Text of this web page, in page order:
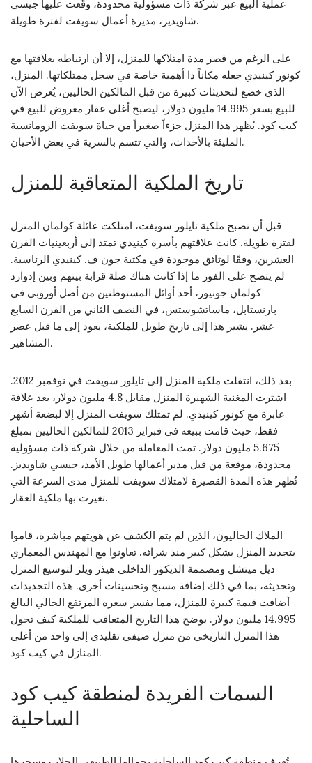
عملية البيع عبر شركة ذات مسؤولية محدودة، وقّعت عليها جيسي
شاويديز، مديرة أعمال سويفت لفترة طويلة.
على الرغم من قصر مدة امتلاكها للمنزل، إلا أن ارتباطه بعلاقتها مع
كونور كينيدي جعله مكاناً ذا أهمية خاصة في سجل ممتلكاتها. المنزل،
الذي خضع لتحديثات كبيرة من قبل المالكين الحاليين، يُعرض الآن
للبيع بسعر 14.995 مليون دولار، ليصبح أغلى عقار معروض للبيع في
كيب كود. يُظهر هذا المنزل جزءاً صغيراً من حياة سويفت الرومانسية
المليئة بالأحداث، والتي تتسم بالسرية في بعض الأحيان.
تاريخ الملكية المتعاقبة للمنزل
قبل أن تصبح ملكية تايلور سويفت، امتلكت عائلة كولمان المنزل
لفترة طويلة. كانت علاقتهم بأسرة كينيدي تمتد إلى أربعينيات القرن
العشرين، وفقًا لوثائق موجودة في مكتبة جون ف. كينيدي الرئاسية.
لم يتضح على الفور ما إذا كانت هناك صلة قرابة بينهم وبين إدوارد
كولمان جونيور، أحد أوائل المستوطنين من أصل أوروبي في
بارنستابل، ماساتشوستس، في النصف الثاني من القرن السابع
عشر. يشير هذا إلى تاريخ طويل للملكية، يعود إلى ما قبل عصر
المشاهير.
بعد ذلك، انتقلت ملكية المنزل إلى تايلور سويفت في نوفمبر 2012.
اشترت المغنية الشهيرة المنزل مقابل 4.8 مليون دولار، بعد علاقة
عابرة مع كونور كينيدي. لم تمتلك سويفت المنزل إلا لبضعة أشهر
فقط، حيث قامت ببيعه في فبراير 2013 للمالكين الحاليين بمبلغ
5.675 مليون دولار. تمت المعاملة من خلال شركة ذات مسؤولية
محدودة، موقعة من قبل مدير أعمالها طويل الأمد، جيسي شاويديز.
تُظهر هذه المدة القصيرة لامتلاك سويفت للمنزل مدى السرعة التي
تغيرت بها ملكية العقار.
الملاك الحاليون، الذين لم يتم الكشف عن هويتهم مباشرة، قاموا
بتجديد المنزل بشكل كبير منذ شرائه. تعاونوا مع المهندس المعماري
ديل ميتشل ومصممة الديكور الداخلي هيذر ويلز لتوسيع المنزل
وتحديثه، بما في ذلك إضافة مسبح وتحسينات أخرى. هذه التجديدات
أضافت قيمة كبيرة للمنزل، مما يفسر سعره المرتفع الحالي البالغ
14.995 مليون دولار. يوضح هذا التاريخ المتعاقب للملكية كيف تحول
هذا المنزل التاريخي من منزل صيفي تقليدي إلى واحد من أغلى
المنازل في كيب كود.
السمات الفريدة لمنطقة كيب كود
الساحلية